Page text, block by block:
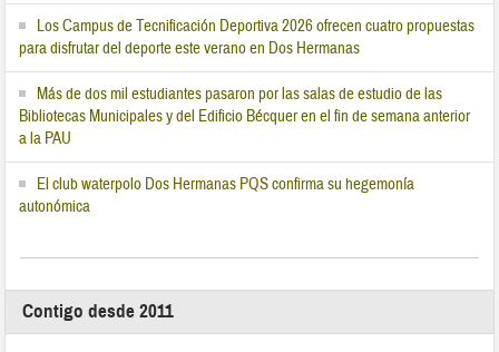
Los Campus de Tecnificación Deportiva 2026 ofrecen cuatro propuestas
para disfrutar del deporte este verano en Dos Hermanas
Más de dos mil estudiantes pasaron por las salas de estudio de las
Bibliotecas Municipales y del Edificio Bécquer en el fin de semana anterior
a la PAU
El club waterpolo Dos Hermanas PQS confirma su hegemonía
autonómica
Contigo desde 2011